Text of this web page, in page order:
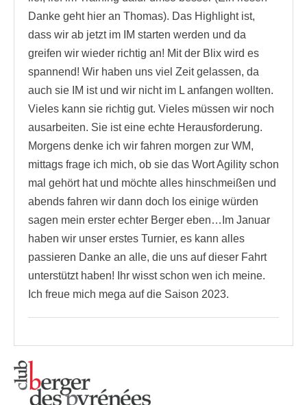
Danke geht hier an Thomas). Das Highlight ist,
dass wir ab jetzt im IM starten werden und da
greifen wir wieder richtig an! Mit der Blix wird es
spannend! Wir haben uns viel Zeit gelassen, da
auch sie IM ist und wir nicht im L anfangen wollten.
Vieles kann sie richtig gut. Vieles müssen wir noch
ausarbeiten. Sie ist eine echte Herausforderung.
Morgens denke ich wir fahren morgen zur WM,
mittags frage ich mich, ob sie das Wort Agility schon
mal gehört hat und möchte alles hinschmeißen und
abends fahren wir dann doch los einige würden
sagen mein erster echter Berger eben…Im Januar
haben wir unser erstes Turnier, es kann alles
passieren Danke an alle, die uns auf dieser Fahrt
unterstützt haben! Ihr wisst schon wen ich meine.
Ich freue mich mega auf die Saison 2023.